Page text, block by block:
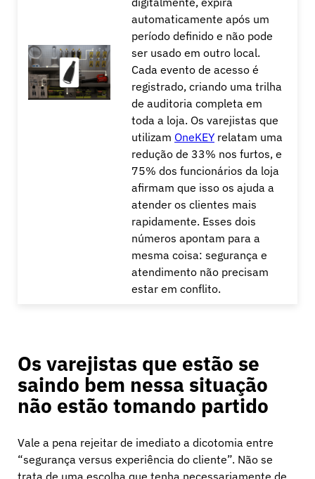
automaticamente após um
período definido e não pode
ser usado em outro local.
Cada evento de acesso é
registrado, criando uma trilha
de auditoria completa em
toda a loja. Os varejistas que
utilizam OneKEY relatam uma
redução de 33% nos furtos, e
75% dos funcionários da loja
afirmam que isso os ajuda a
atender os clientes mais
rapidamente. Esses dois
números apontam para a
mesma coisa: segurança e
atendimento não precisam
estar em conflito.
Os varejistas que estão se
saindo bem nessa situação
não estão tomando partido
Vale a pena rejeitar de imediato a dicotomia entre
“segurança versus experiência do cliente”. Não se